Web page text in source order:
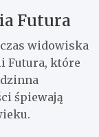
Futura
widowiska
Futura, które
śpiewają